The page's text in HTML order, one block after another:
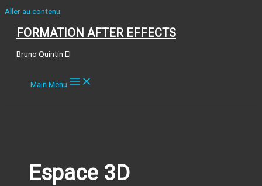
Aller au contenu
FORMATION AFTER EFFECTS
Bruno Quintin EI
Main Menu
Espace 3D